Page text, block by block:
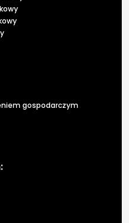
gospodarczym